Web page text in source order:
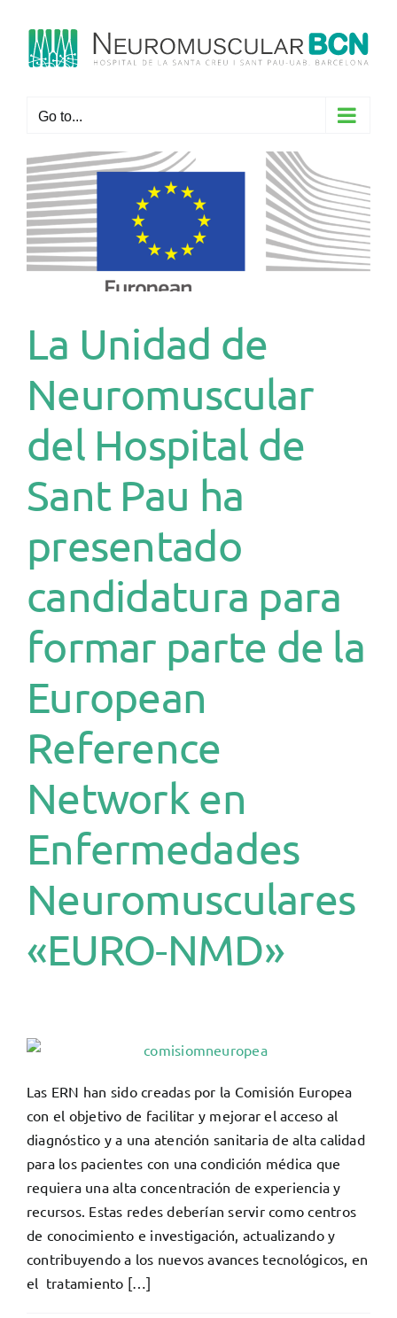
content
Go to...
La Unidad de
Neuromuscular
del Hospital de
Sant Pau ha
presentado
candidatura para
formar parte de la
European
Reference
Network en
Enfermedades
Neuromusculares
«EURO-NMD»
Las ERN han sido creadas por la Comisión Europea
con el objetivo de facilitar y mejorar el acceso al
diagnóstico y a una atención sanitaria de alta calidad
para los pacientes con una condición médica que
requiera una alta concentración de experiencia y
recursos. Estas redes deberían servir como centros
de conocimiento e investigación, actualizando y
contribuyendo a los nuevos avances tecnológicos, en
el tratamiento […]